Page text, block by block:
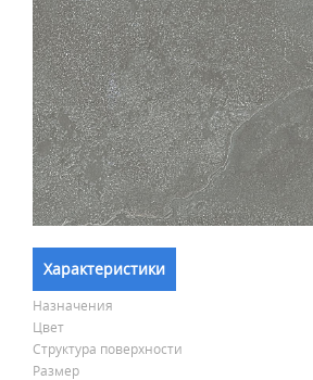
Характеристики
Назначения
Цвет
Структура поверхности
Размер